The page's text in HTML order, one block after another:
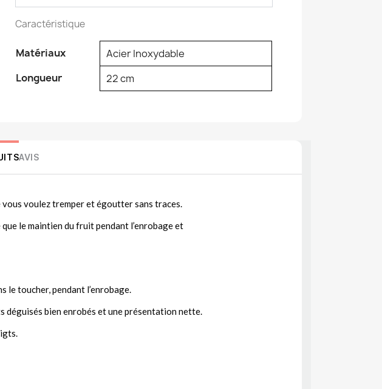
Caractéristique
Matériaux
Acier Inoxydable
Longueur
22 cm
AVIS
voulez tremper et égoutter sans traces.
le maintien du fruit pendant l’enrobage et
le toucher, pendant l’enrobage.
bien enrobés et une présentation nette.